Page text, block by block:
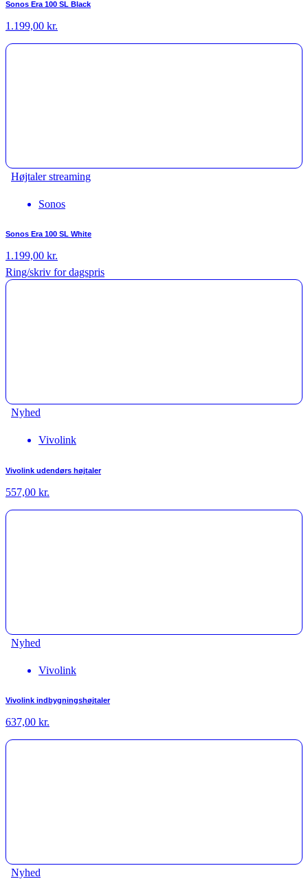
Sonos Era 100 SL Black
1.199,00 kr.
Højtaler streaming
Sonos
Sonos Era 100 SL White
1.199,00 kr.
Ring/skriv for dagspris
Nyhed
Vivolink
Vivolink udendørs højtaler
557,00 kr.
Nyhed
Vivolink
Vivolink indbygningshøjtaler
637,00 kr.
Nyhed